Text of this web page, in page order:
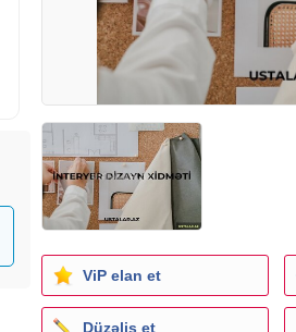
ViP elan et
Düzəliş et